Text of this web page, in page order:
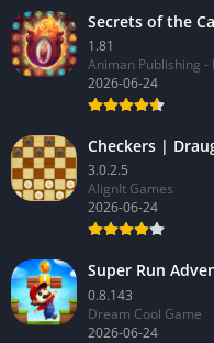
Secrets of the
1.81
Animan Publishing -
2026-06-24
Checkers |
3.0.2.5
AlignIt Games
2026-06-24
Super Run
0.8.143
Dream Cool Game
2026-06-24